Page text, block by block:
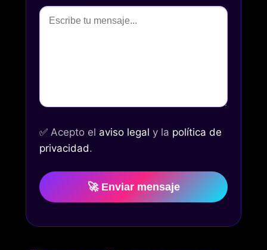
✅ Acepto el aviso legal y la política de
privacidad.
🚀 Enviar mensaje